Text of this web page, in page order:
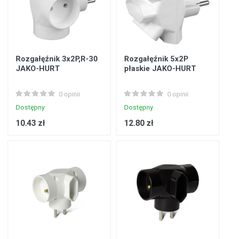
Rozgałęźnik 3x2P,R-30
JAKO-HURT
0 opinii
Dostępny
10.43 zł
Rozgałęźnik 5x2P
płaskie JAKO-HURT
0 opinii
Dostępny
12.80 zł